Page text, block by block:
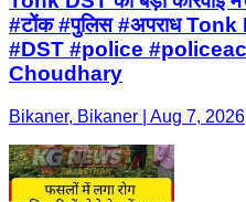
#टोंक #पुलिस #अपराध
#DST #police
Choudhary
Bikaner, Bikaner | Aug 7, 2026